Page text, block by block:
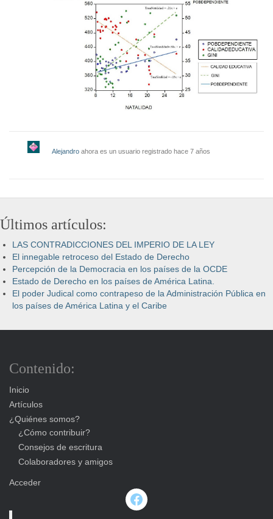
Alejandro ahora es un usuario registrado hace 7 años
Últimos artículos:
LAS CONTRADICCIONES DEL IMPERIO DE LA LEY
El innegable retroceso del Estado de Derecho
Percepción de la Democracia en los países de la OCDE
Estado de Derecho en los países de América Latina.
El poder Judical como contrapeso de la Administración Pública en
los países de América Latina y el Caribe
Contenido:
Inicio
Artículos
¿Quiénes somos?
¿Cómo contribuir?
Consejos de escritura
Colaboradores y amigos
Acceder
Facebook